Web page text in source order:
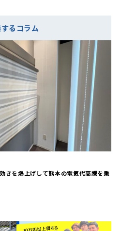
るコラム
きを爆上げして熊本の電気代高騰を乗